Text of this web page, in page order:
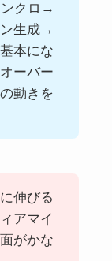
ンクロ→
生成→
本にな
ーバー
動きを
伸びる
アマイ
がかな